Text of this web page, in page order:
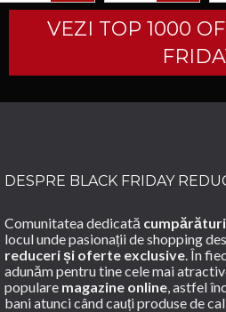
PENTRU
BARBATI
CUMPARA
SI
INDEX.
EDITIE
VEZI TOP 1000
DESPRE BLACK FRIDAY
Comunitatea dedicată
locul unde pasionații de shopping
reduceri și oferte exclusive. În
adunăm pentru tine cele mai
populare magazine online, astfel
bani atunci când cauți produse de